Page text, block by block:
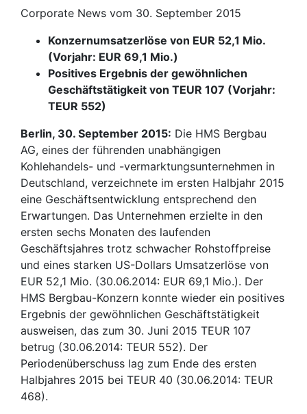
Corporate News vom 30. September 2015
Konzernumsatzerlöse von EUR 52,1 Mio.
(Vorjahr: EUR 69,1 Mio.)
Positives Ergebnis der gewöhnlichen
Geschäftstätigkeit von TEUR 107 (Vorjahr:
TEUR 552)
Berlin, 30. September 2015: Die HMS Bergbau
AG, eines der führenden unabhängigen
Kohlehandels- und -vermarktungsunternehmen in
Deutschland, verzeichnete im ersten Halbjahr 2015
eine Geschäftsentwicklung entsprechend den
Erwartungen. Das Unternehmen erzielte in den
ersten sechs Monaten des laufenden
Geschäftsjahres trotz schwacher Rohstoffpreise
und eines starken US-Dollars Umsatzerlöse von
EUR 52,1 Mio. (30.06.2014: EUR 69,1 Mio.). Der
HMS Bergbau-Konzern konnte wieder ein positives
Ergebnis der gewöhnlichen Geschäftstätigkeit
ausweisen, das zum 30. Juni 2015 TEUR 107
betrug (30.06.2014: TEUR 552). Der
Periodenüberschuss lag zum Ende des ersten
Halbjahres 2015 bei TEUR 40 (30.06.2014: TEUR
468).